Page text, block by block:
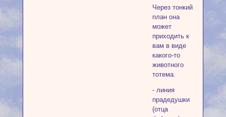
Через тонкий
план она
может
приходить к
вам в виде
какого-то
животного
тотема.
- линия
прадедушки
(отца